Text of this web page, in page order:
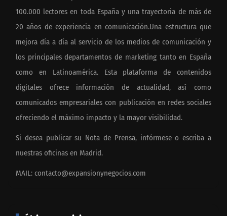
100.000 lectores en toda España y una trayectoria de más de
20 años de experiencia en comunicación.Una estructura que
mejora día a día al servicio de los medios de comunicación y
los principales departamentos de marketing tanto en España
como en Latinoamérica. Esta plataforma de contenidos
digitales ofrece información de actualidad, así como
comunicados empresariales con publicación en redes sociales
ofreciendo el máximo impacto y la mayor visibilidad.
Si desea publicar su Nota de Prensa, infórmese o escriba a
nuestras oficinas en Madrid.
MAIL: contacto@expansionynegocios.com